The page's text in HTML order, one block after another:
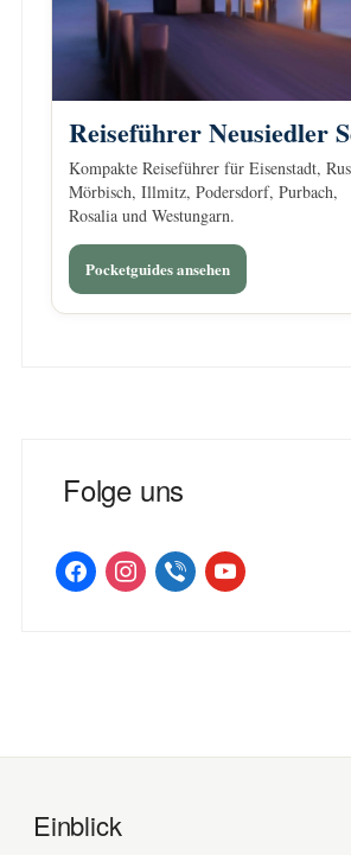
Reiseführer Neusiedler
Kompakte Reiseführer für Eisenstadt,
Mörbisch, Illmitz, Podersdorf, Purbach,
Rosalia und Westungarn.
Pocketguides ansehen
Folge uns
facebookinstagramviber youtube
Einblick